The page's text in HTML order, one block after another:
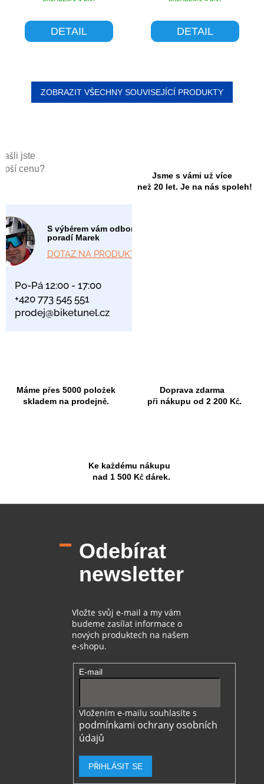
jste
cenu?
S výběrem vám odborně
poradí Marek
DOTAZ NA PRODUKT
Po-Pá 12:00 - 17:00
+420 773 545 551
prodej@biketunel.cz
Jsme s vámi už více
než 20 let. Je na nás spoleh!
Máme přes 5000 položek
skladem na prodejně.
Doprava zdarma
při nákupu od 2 200 Kč.
Ke každému nákupu
nad 1 500 Kč dárek.
DETAIL DETAIL
ZOBRAZIT VŠECHNY SOUVISEJÍCÍ PRODUKTY
Odebírat
newsletter
Vložte svůj e-mail a my vám
budeme zasílat informace o
nových produktech na našem
e-shopu.
E-mail
Vložením e-mailu souhlasíte s
podmínkami ochrany osobních
údajů
PŘIHLÁSIT SE